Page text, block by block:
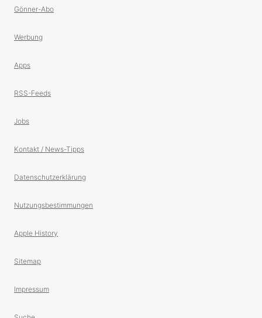
Gönner-Abo
Werbung
Apps
RSS-Feeds
Jobs
Kontakt / News-Tipps
Datenschutzerklärung
Nutzungsbestimmungen
Apple History
Sitemap
Impressum